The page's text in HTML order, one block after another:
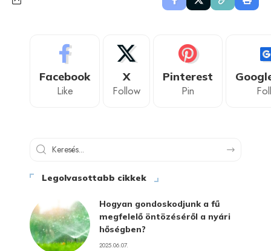
Facebook
Like
X
Follow
Pinterest
Pin
Legolvasottabb cikkek
Hogyan gondoskodjunk a fű
megfelelő öntözéséről a nyári
hőségben?
2025.06.07.